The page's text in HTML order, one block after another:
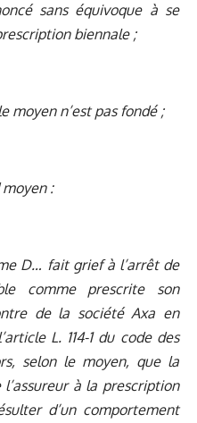
sans équivoque à se
biennale ;
moyen n’est pas fondé ;
:
D… fait grief à l’arrêt de
comme prescrite son
de la société Axa en
L. 114-1 du code des
selon le moyen, que la
à la prescription
d’un comportement